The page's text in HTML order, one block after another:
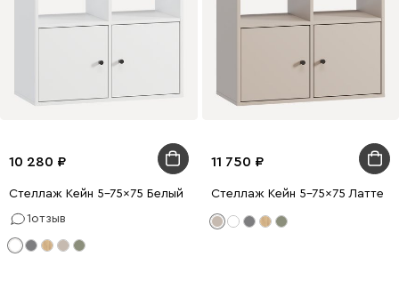
10 280
Стеллаж Кейн 5-75x75 Белый
1отзыв
11 750
Стеллаж Кейн 5-75x75 Латте